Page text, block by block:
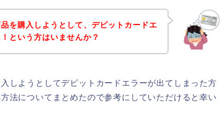
を購入しようとして、デビットカードエ
という方はいませんか？
しようとしてデビットカードエラーが出てしまった方
法についてまとめたので参考にしていただけると幸い